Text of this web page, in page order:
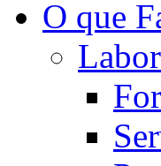
O que